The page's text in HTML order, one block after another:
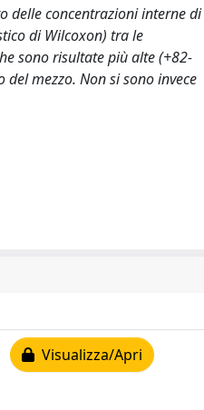
delle concentrazioni interne di
di Wilcoxon) tra le
sono risultate più alte (+82-
del mezzo. Non si sono invece
Visualizza/Apri